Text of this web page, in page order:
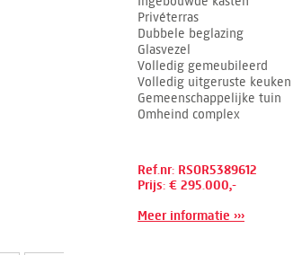
Privéterras
Dubbele beglazing
Glasvezel
Volledig gemeubileerd
Volledig uitgeruste keuken
Gemeenschappelijke tuin
Omheind complex
Ref.nr: RSOR5389612
Prijs: € 295.000,-
Meer informatie ›››